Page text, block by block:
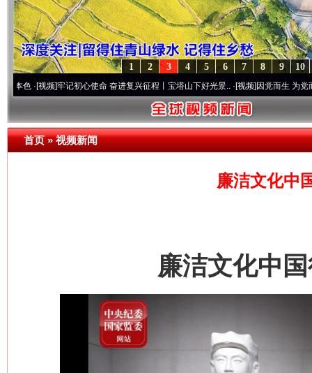
10
9
8
7
6
5
4
3
2
1
牢记初心使命 奋进复兴征程丨宝塔山下好光景..·[视频]因党而生 为党而战——百
首页»视频新闻
廉洁文化中
廉洁文化中